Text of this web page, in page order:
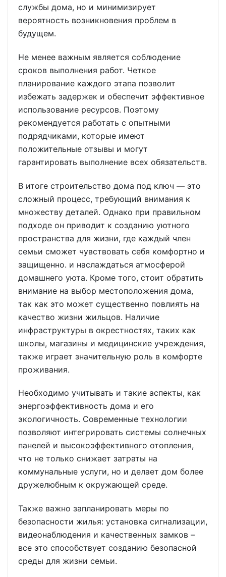
службы дома, но и минимизирует
вероятность возникновения проблем в
будущем.
Не менее важным является соблюдение
сроков выполнения работ. Четкое
планирование каждого этапа позволит
избежать задержек и обеспечит эффективное
использование ресурсов. Поэтому
рекомендуется работать с опытными
подрядчиками, которые имеют
положительные отзывы и могут
гарантировать выполнение всех обязательств.
В итоге строительство дома под ключ — это
сложный процесс, требующий внимания к
множеству деталей. Однако при правильном
подходе он приводит к созданию уютного
пространства для жизни, где каждый член
семьи сможет чувствовать себя комфортно и
защищенно. и наслаждаться атмосферой
домашнего уюта. Кроме того, стоит обратить
внимание на выбор местоположения дома,
так как это может существенно повлиять на
качество жизни жильцов. Наличие
инфраструктуры в окрестностях, таких как
школы, магазины и медицинские учреждения,
также играет значительную роль в комфорте
проживания.
Необходимо учитывать и такие аспекты, как
энергоэффективность дома и его
экологичность. Современные технологии
позволяют интегрировать системы солнечных
панелей и высокоэффективного отопления,
что не только снижает затраты на
коммунальные услуги, но и делает дом более
дружелюбным к окружающей среде.
Также важно запланировать меры по
безопасности жилья: установка сигнализации,
видеонаблюдения и качественных замков –
все это способствует созданию безопасной
среды для жизни семьи.